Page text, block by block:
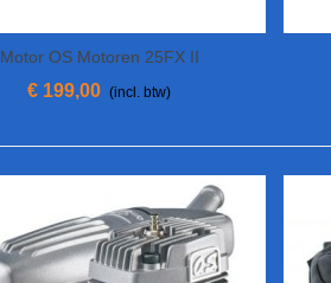
In Winkelwagen
Motor OS Motoren 25FX II
€ 199,00 (incl. btw)